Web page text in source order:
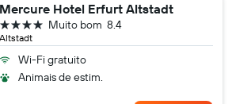
Mercure Hotel Erfurt Altstadt
Altstadt
8.4
Muito bom
4 estrelas
Wi-Fi gratuito
Animais de estim.